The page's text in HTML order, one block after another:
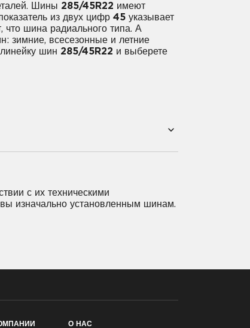
Шины 285/45R22 имеют
из двух цифр 45 указывает
шина радиального типа. А
зимние, всесезонные и летние
шин 285/45R22 и выберете
с их техническими
изначально установленным шинам.
О НАС